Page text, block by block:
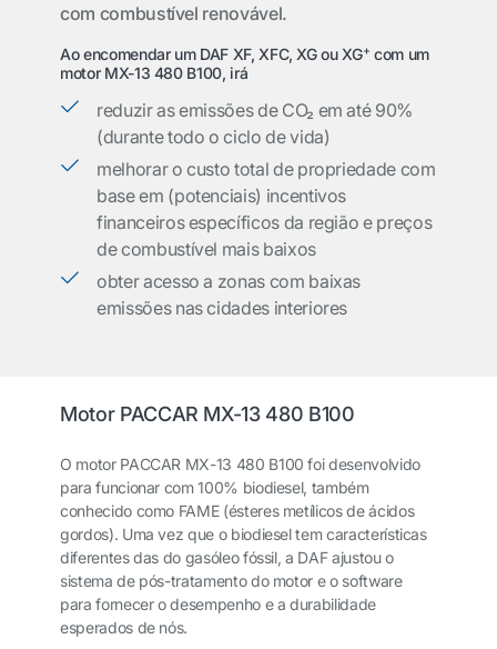
com combustível renovável.
Ao encomendar um DAF XF, XFC, XG ou XG+ com um
motor MX-13 480 B100, irá
reduzir as emissões de CO₂ em até 90%
(durante todo o ciclo de vida)
melhorar o custo total de propriedade com
base em (potenciais) incentivos
financeiros específicos da região e preços
de combustível mais baixos
obter acesso a zonas com baixas
emissões nas cidades interiores
Motor PACCAR MX-13 480 B100
O motor PACCAR MX-13 480 B100 foi desenvolvido
para funcionar com 100% biodiesel, também
conhecido como FAME (ésteres metílicos de ácidos
gordos). Uma vez que o biodiesel tem características
diferentes das do gasóleo fóssil, a DAF ajustou o
sistema de pós-tratamento do motor e o software
para fornecer o desempenho e a durabilidade
esperados de nós.